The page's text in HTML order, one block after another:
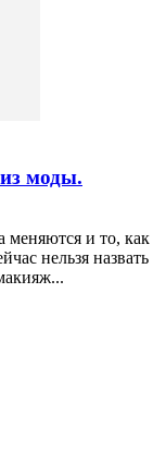
моды.
меняются и то, как
нельзя назвать